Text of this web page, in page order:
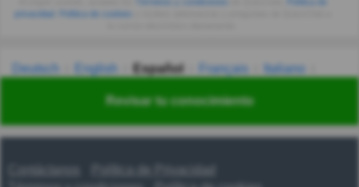
Revisar tu conocimiento
privacidad
Deutsch English Español Français
Italiano
Українська हिन्दी 한국어 汉语
Contáctanos
Política de Privacidad